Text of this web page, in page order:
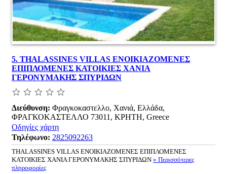
5. THALASSINES VILLAS ΕΝΟΙΚΙΑΖΟΜΕΝΕΣ
ΕΠΙΠΛΟΜΕΝΕΣ ΚΑΤΟΙΚΙΕΣ ΧΑΝΙΑ
ΓΕΡΟΝΥΜΑΚΗΣ ΣΠΥΡΙΔΩΝ
Διεύθυνση: Φραγκοκαστελλο, Χανιά, Ελλάδα,
ΦΡΑΓΚΟΚΑΣΤΕΛΛΟ 73011, ΚΡΗΤΗ, Greece
Οδηγίες χάρτη
Τηλέφωνο: 2825092263
THALASSINES VILLAS ΕΝΟΙΚΙΑΖΟΜΕΝΕΣ ΕΠΙΠΛΟΜΕΝΕΣ
ΚΑΤΟΙΚΙΕΣ ΧΑΝΙΑ ΓΕΡΟΝΥΜΑΚΗΣ ΣΠΥΡΙΔΩΝ » Περισσότερες
πληροφορίες